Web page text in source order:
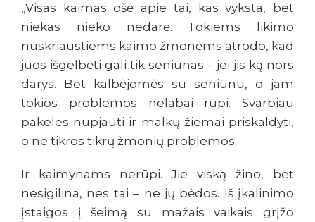
„Visas kaimas ošė apie tai, kas vyksta, bet
niekas nieko nedarė. Tokiems likimo
nuskriaustiems kaimo žmonėms atrodo, kad
juos išgelbėti gali tik seniūnas – jei jis ką nors
darys. Bet kalbėjomės su seniūnu, o jam
tokios problemos nelabai rūpi. Svarbiau
pakeles nupjauti ir malkų žiemai priskaldyti,
o ne tikros tikrų žmonių problemos.
Ir kaimynams nerūpi. Jie viską žino, bet
nesigilina, nes tai – ne jų bėdos. Iš įkalinimo
įstaigos į šeimą su mažais vaikais grįžo